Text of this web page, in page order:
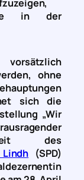
in der
ohne
sich die
„Wir
des
(SPD)